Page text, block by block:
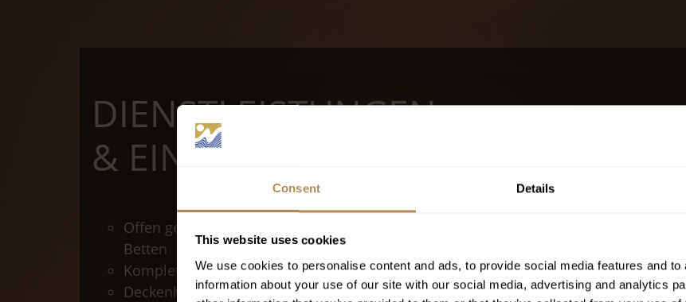
Consent Details
This website uses cookies
We use cookies to personalise content and ads, to provide social media features and
information about your use of our site with our social media, advertising and analytics
DIENSTLEISTUNGEN
& EINRICHTUNGEN
Offen gestaltetes Zimmer mit 2 Kingsize-
Betten
Komplett möblierter Balkon oder Terrasse
Deckenhohe Fenster